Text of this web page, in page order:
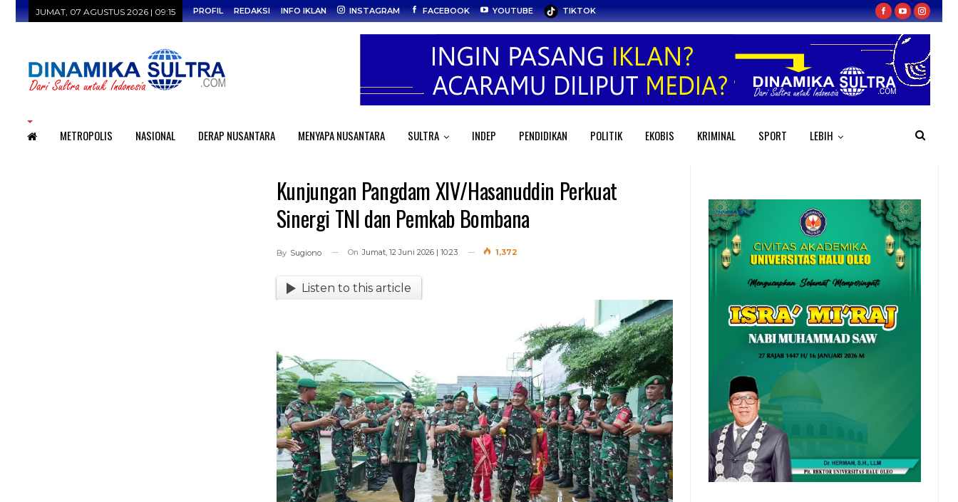
JUMAT, 07 AGUSTUS 2026 | 09:15 PROFIL REDAKSI INFO IKLAN INSTAGRAM FACEBOOK YOUTUBE TIKTOK
METROPOLIS NASIONAL DERAP NUSANTARA MENYAPA NUSANTARA SULTRA INDEP PENDIDIKAN POLITIK EKOBIS KRIMINAL SPORT LEBIH
Kunjungan Pangdam XIV/Hasanuddin Perkuat
Sinergi TNI dan Pemkab Bombana
By Sugiono On Jumat, 12 Juni 2026 | 10:23 1,372
Listen to this article